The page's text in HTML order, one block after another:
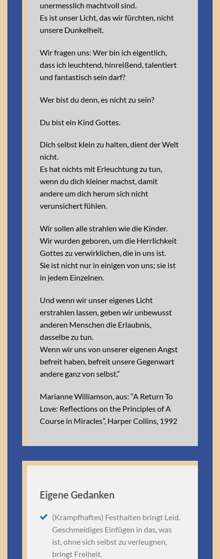
unermesslich machtvoll sind.
Es ist unser Licht, das wir fürchten, nicht
unsere Dunkelheit.
Wir fragen uns: Wer bin ich eigentlich,
dass ich leuchtend, hinreißend, talentiert
und fantastisch sein darf?
Wer bist du denn, es nicht zu sein?
Du bist ein Kind Gottes.
Dich selbst klein zu halten, dient der Welt
nicht.
Es hat nichts mit Erleuchtung zu tun,
wenn du dich kleiner machst, damit
andere um dich herum sich nicht
verunsichert fühlen.
Wir sollen alle strahlen wie die Kinder.
Wir wurden geboren, um die Herrlichkeit
Gottes zu verwirklichen, die in uns ist.
Sie ist nicht nur in einigen von uns; sie ist
in jedem Einzelnen.
Und wenn wir unser eigenes Licht
erstrahlen lassen, geben wir unbewusst
anderen Menschen die Erlaubnis,
dasselbe zu tun.
Wenn wir uns von unserer eigenen Angst
befreit haben, befreit unsere Gegenwart
andere ganz von selbst.”
Marianne Williamson, aus: “A Return To
Love: Reflections on the Principles of A
Course in Miracles”, Harper Collins, 1992
Eigene Gedanken
(Krampfhaftes) Festhalten bringt Leid.
Geschmeidiges Einfügen in das, was
ist, ohne sich selbst zu verleugnen,
bringt Freiheit.